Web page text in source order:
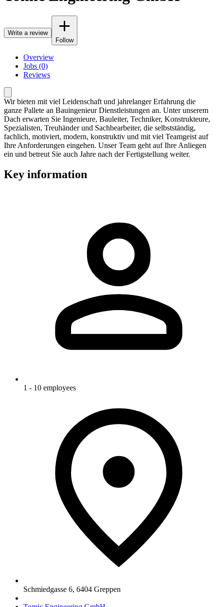
Write a review
Follow
Overview
Jobs (0)
Reviews
Wir bieten mit viel Leidenschaft und jahrelanger Erfahrung die
ganze Pallete an Bauingenieur Dienstleistungen an. Unter unserem
Dach erwarten Sie Ingenieure, Bauleiter, Techniker, Konstrukteure,
Spezialisten, Treuhänder und Sachbearbeiter, die selbstständig,
fachlich, motiviert, modern, konstruktiv und mit viel Teamgeist auf
Ihre Anforderungen eingehen. Unser Team geht auf Ihre Anliegen
ein und betreut Sie auch Jahre nach der Fertigstellung weiter.
Key information
1 - 10 employees
Schmiedgasse 6, 6404 Greppen